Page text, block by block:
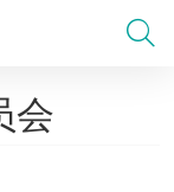
会